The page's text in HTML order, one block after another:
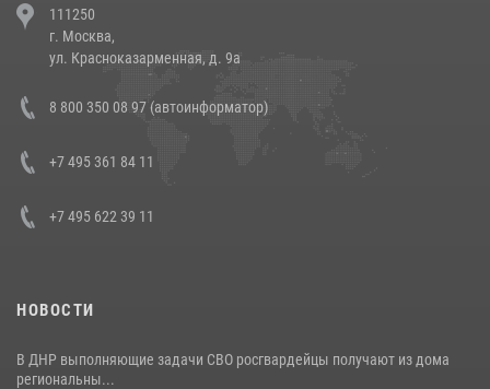
напавших на бригаду скорой помощи (видео)
14 июля 2026, 12:20
Состоялась рабочая встреча директора Росгвардии Героя России
генерала армии Виктора Золотова с заместителем полномочного
представителя Президента Российской Федерации в Северо-
Кавказском федеральном округе Виталием Кузнецовым
111250
г. Москва,
ул. Красноказарменная, д. 9а
8 800 350 08 97 (автоинформатор)
+7 495 361 84 11
+7 495 622 39 11
НОВОСТИ
В ДНР выполняющие задачи СВО росгвардейцы получают из дома
региональны...